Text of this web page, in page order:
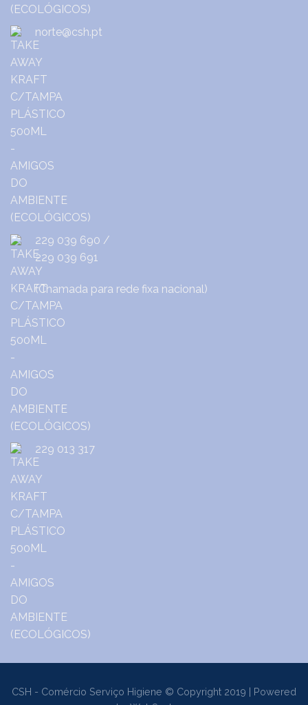
norte@csh.pt
229 039 690 /
229 039 691
(Chamada para rede fixa nacional)
229 013 317
CSH - Comércio Serviço Higiene © Copyright 2019 | Powered